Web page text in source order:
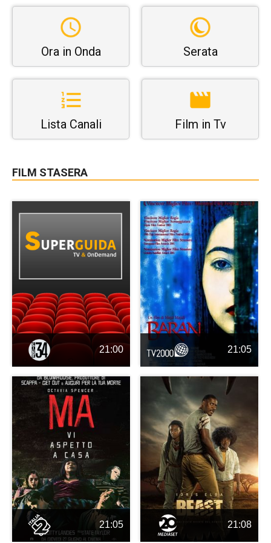
Ora in Onda Serata
Lista Canali Film in Tv
FILM STASERA
21:00 21:05
21:05 21:08